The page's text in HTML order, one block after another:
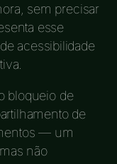
sem precisar
esse
acessibilidade
bloqueio de
de
— um
não